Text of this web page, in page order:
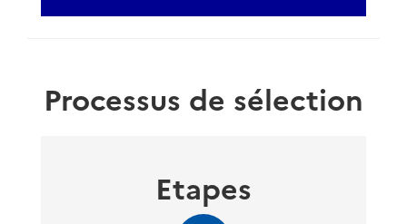
Processus de sélection
Etapes